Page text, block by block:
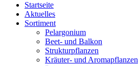
Startseite
Aktuelles
Sortiment
Pelargonium
Beet- und Balkon
Strukturpflanzen
Kräuter- und Aromapflanzen